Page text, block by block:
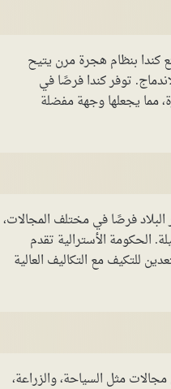
كندا بنظام هجرة مرن يتيح
توفر كندا فرصًا في
مما يجعلها وجهة مفضلة
البلاد فرصًا في مختلف المجالات،
الحكومة الأسترالية تقدم
للتكيف مع التكاليف العالية
مثل السياحة، والزراعة،